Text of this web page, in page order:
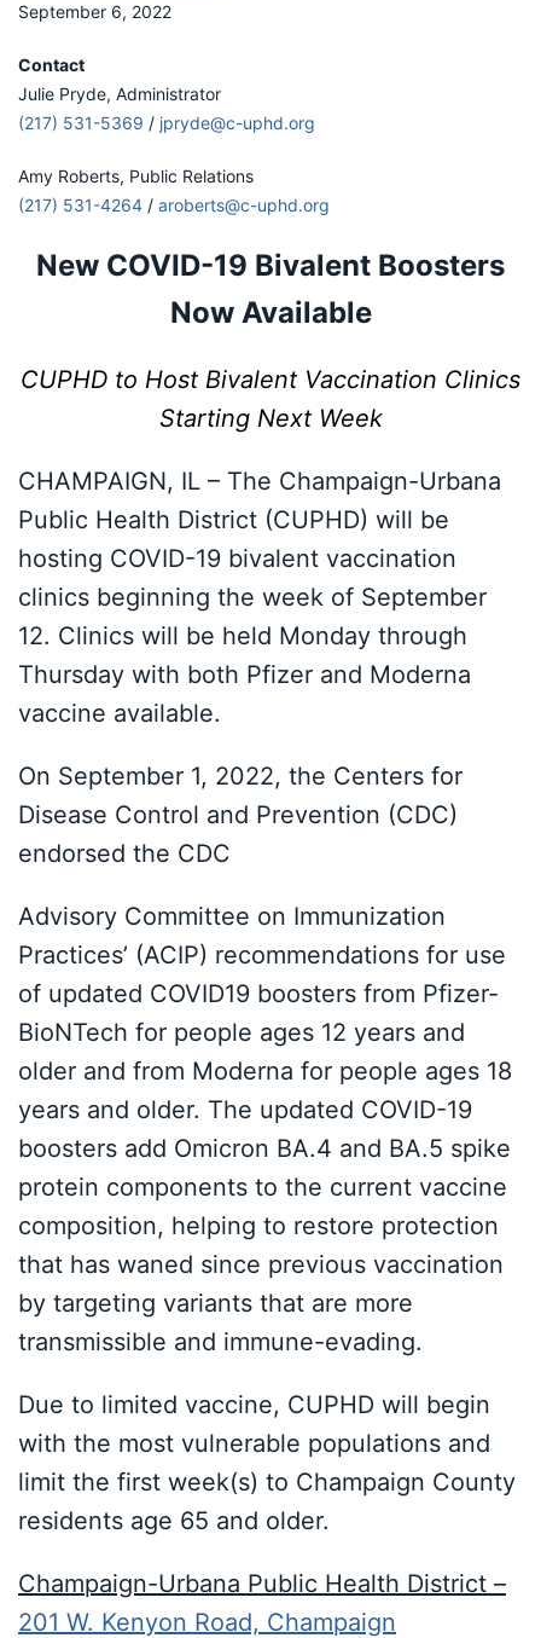
September 6, 2022
Contact
Julie Pryde, Administrator
(217) 531-5369 / jpryde@c-uphd.org
Amy Roberts, Public Relations
(217) 531-4264 / aroberts@c-uphd.org
New COVID-19 Bivalent Boosters
Now Available
CUPHD to Host Bivalent Vaccination Clinics
Starting Next Week
CHAMPAIGN, IL – The Champaign-Urbana
Public Health District (CUPHD) will be
hosting COVID-19 bivalent vaccination
clinics beginning the week of September
12. Clinics will be held Monday through
Thursday with both Pfizer and Moderna
vaccine available.
On September 1, 2022, the Centers for
Disease Control and Prevention (CDC)
endorsed the CDC
Advisory Committee on Immunization
Practices’ (ACIP) recommendations for use
of updated COVID19 boosters from Pfizer-
BioNTech for people ages 12 years and
older and from Moderna for people ages 18
years and older. The updated COVID-19
boosters add Omicron BA.4 and BA.5 spike
protein components to the current vaccine
composition, helping to restore protection
that has waned since previous vaccination
by targeting variants that are more
transmissible and immune-evading.
Due to limited vaccine, CUPHD will begin
with the most vulnerable populations and
limit the first week(s) to Champaign County
residents age 65 and older.
Champaign-Urbana Public Health District –
201 W. Kenyon Road, Champaign